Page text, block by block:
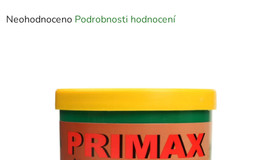
Průměrné
Neohodnoceno Podrobnosti hodnocení